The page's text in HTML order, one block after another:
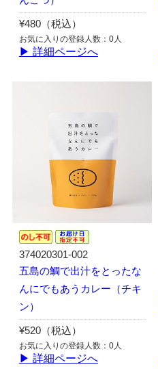
¥480（税込）
お気に入りの登録人数：0人
▶ 詳細ページへ
374020301-002
五島の鯛で出汁をとったな
んにでもあうカレー（チキ
ン）
¥520（税込）
お気に入りの登録人数：0人
▶ 詳細ページへ